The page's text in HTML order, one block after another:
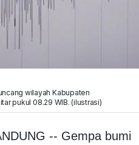
wilayah Kabupaten
pukul 08.29 WIB. (ilustrasi)
-- Gempa bumi